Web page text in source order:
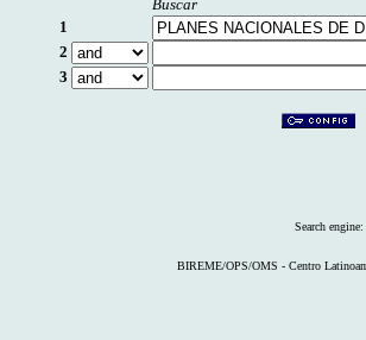
Buscar
1
2
3
Search engine:
BIREME/OPS/OMS - Centro